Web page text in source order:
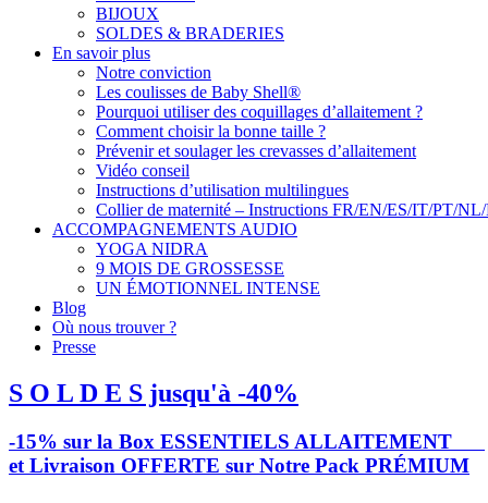
BIJOUX
SOLDES & BRADERIES
En savoir plus
Notre conviction
Les coulisses de Baby Shell®
Pourquoi utiliser des coquillages d’allaitement ?
Comment choisir la bonne taille ?
Prévenir et soulager les crevasses d’allaitement
Vidéo conseil
Instructions d’utilisation multilingues
Collier de maternité – Instructions FR/EN/ES/IT/PT/
ACCOMPAGNEMENTS AUDIO
YOGA NIDRA
9 MOIS DE GROSSESSE
UN ÉMOTIONNEL INTENSE
Blog
Où nous trouver ?
Presse
S O L D E S jusqu'à -40%
-15% sur la Box ESSENTIELS ALLAITEMENT
et Livraison OFFERTE sur Notre Pack PRÉMIUM